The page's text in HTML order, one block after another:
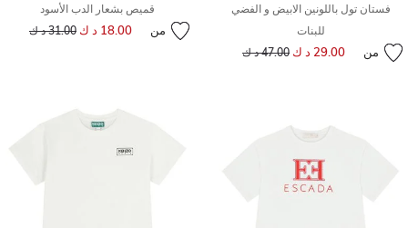
فستان تول باللونين الابيض و الفضي
للبنات
من 29.00 د ك سعر مخفض من
47.00 د ك
قميص بشعار الدب الأسود
من 18.00 د ك سعر مخفض من
31.00 د ك إلى